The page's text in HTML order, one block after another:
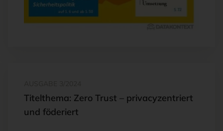
Titelthema: Zero Trust – privacyzentriert
und föderiert